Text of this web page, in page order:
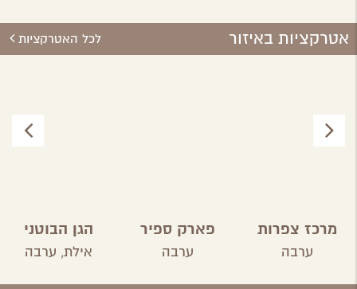
אטרקציות באיזור לכל האטרקציות
מרכז צפרות
בערבה
התיכונה
ערבה
פארק ספיר
ערבה
הגן הבוטני
אילתאילת, ערבה